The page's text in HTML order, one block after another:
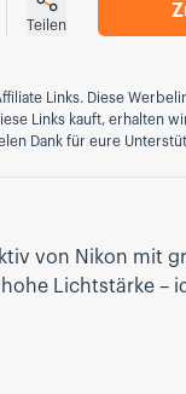
Teilen
Links. Diese
Links kauft, erhalten
Dank für eure
von Nikon mit
Lichtstärke –